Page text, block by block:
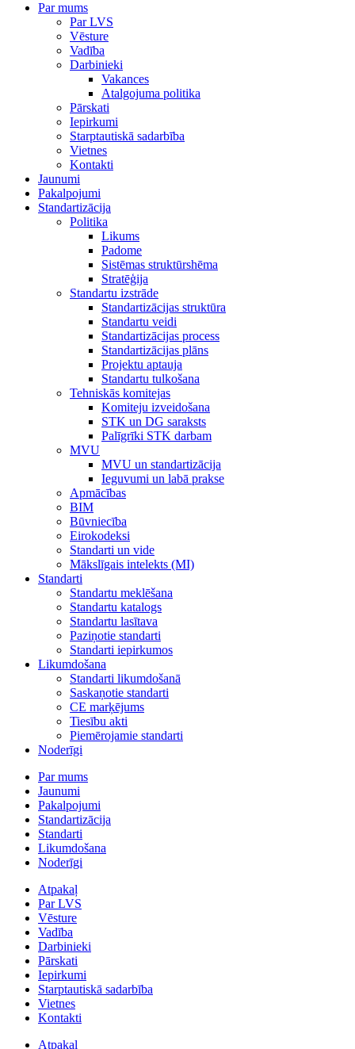
Par mums
Par LVS
Vēsture
Vadība
Darbinieki
Vakances
Atalgojuma politika
Pārskati
Iepirkumi
Starptautiskā sadarbība
Vietnes
Kontakti
Jaunumi
Pakalpojumi
Standartizācija
Politika
Likums
Padome
Sistēmas struktūrshēma
Stratēģija
Standartu izstrāde
Standartizācijas struktūra
Standartu veidi
Standartizācijas process
Standartizācijas plāns
Projektu aptauja
Standartu tulkošana
Tehniskās komitejas
Komiteju izveidošana
STK un DG saraksts
Palīgrīki STK darbam
MVU
MVU un standartizācija
Ieguvumi un labā prakse
Apmācības
BIM
Būvniecība
Eirokodeksi
Standarti un vide
Mākslīgais intelekts (MI)
Standarti
Standartu meklēšana
Standartu katalogs
Standartu lasītava
Paziņotie standarti
Standarti iepirkumos
Likumdošana
Standarti likumdošanā
Saskaņotie standarti
CE marķējums
Tiesību akti
Piemērojamie standarti
Noderīgi
Par mums
Jaunumi
Pakalpojumi
Standartizācija
Standarti
Likumdošana
Noderīgi
Atpakaļ
Par LVS
Vēsture
Vadība
Darbinieki
Pārskati
Iepirkumi
Starptautiskā sadarbība
Vietnes
Kontakti
Atpakaļ